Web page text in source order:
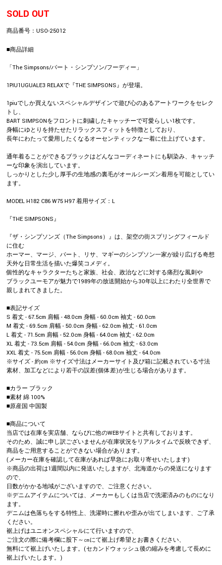
SOLD OUT
商品番号：USO-25012
■商品詳細
「The Simpsons/バート・シンプソン/フーディー」
1PIU1UGUALE3 RELAXで『THE SIMPSONS』が登場。
1piuでしか買えないスペシャルデザインで遊び心のあるアートワークをセレク
トし、
BART SIMPSONをフロントに刺繍したキャッチーで可愛らしい1枚です。
身幅にゆとりを持たせたリラックスフィットを特徴としており、
長年にわたって愛用したくなるオーセンティックな一着に仕上げています。
通年着ることができるブラックはどんなコーディネートにも馴染み、キャッチ
ーな印象を演出しています。
しっかりとした少し厚手の生地感の裏毛がオールシーズン着用を可能としてい
ます。
MODEL H182 C86 W75 H97 着用サイズ：L
『THE SIMPSONS』
『ザ・シンプソンズ（The Simpsons）』は、架空の街スプリングフィールド
に住む
ホーマー、マージ、バート、リサ、マギーのシンプソン一家が繰り広げる奇想
天外な日常生活を描いた爆笑コメディ。
個性的なキャラクターたちと家族、社会、政治などに対する痛烈な風刺や
ブラックユーモアが魅力で1989年の放送開始から30年以上にわたり全世界で
親しまれてきました。
■表記サイズ
S 着丈 - 67.5cm 肩幅 - 48.0cm 身幅 - 60.0cm 袖丈 - 60.0cm
M 着丈 - 69.5cm 肩幅 - 50.0cm 身幅 - 62.0cm 袖丈 - 61.0cm
L 着丈 - 71.5cm 肩幅 - 52.0cm 身幅 - 64.0cm 袖丈 - 62.0cm
XL 着丈 - 73.5cm 肩幅 - 54.0cm 身幅 - 66.0cm 袖丈 - 63.0cm
XXL 着丈 - 75.5cm 肩幅 - 56.0cm 身幅 - 68.0cm 袖丈 - 64.0cm
※サイズ - 約cm ※サイズ寸法はメーカーサイト及び箱に記載されている寸法
素材、加工などにより若干の誤差(個体差)が生じる場合があります。
■カラー ブラック
■素材 綿 100%
■原産国 中国製
■商品について
当店では在庫を実店舗、ならびに他のWEBサイトと共有しております。
そのため、誠に申し訳ございませんが在庫状況をリアルタイムで反映できず、
商品をご用意することができない場合があります。
(メーカー在庫を確認して在庫があれば早急にお取り寄せいたします)
※商品の出荷は1週間以内に発送いたしますが、北海道からの発送になります
ので、
日数がかかる地域がございますので、ご注意ください。
※デニムアイテムについては、メーカーもしくは当店で洗濯済みのものになり
ます。
デニムは色落ちをする特性上、洗濯時に擦れや歪みが出てしまいます、ご了承
ください。
裾上げはユニオンスペシャルにて行いますので、
ご注文の際に備考欄に股下～㎝にて裾上げ希望とお書きください、
無料にて裾上げいたします。(セカンドウォッシュ後の縮みを考慮して長めに
裾上げいたします。)